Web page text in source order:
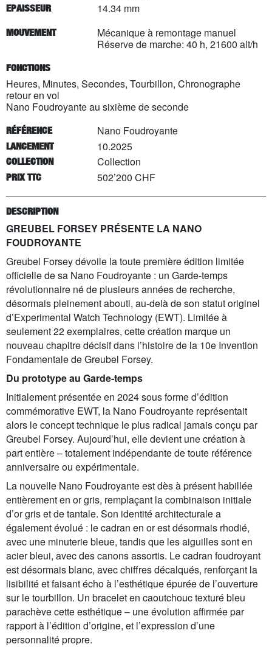
EPAISSEUR 14.34 mm
MOUVEMENT
Mécanique à remontage manuel
Réserve de marche: 40 h, 21600 alt/h
FONCTIONS
Heures, Minutes, Secondes, Tourbillon, Chronographe
retour en vol
Nano Foudroyante au sixième de seconde
RÉFÉRENCE Nano Foudroyante
LANCEMENT 10.2025
COLLECTION Collection
PRIX TTC 502’200 CHF
DESCRIPTION
GREUBEL FORSEY PRÉSENTE LA NANO
FOUDROYANTE
Greubel Forsey dévoile la toute première édition limitée
officielle de sa Nano Foudroyante : un Garde-temps
révolutionnaire né de plusieurs années de recherche,
désormais pleinement abouti, au-delà de son statut originel
d’Experimental Watch Technology (EWT). Limitée à
seulement 22 exemplaires, cette création marque un
nouveau chapitre décisif dans l’histoire de la 10e Invention
Fondamentale de Greubel Forsey.
Du prototype au Garde-temps
Initialement présentée en 2024 sous forme d’édition
commémorative EWT, la Nano Foudroyante représentait
alors le concept technique le plus radical jamais conçu par
Greubel Forsey. Aujourd’hui, elle devient une création à
part entière – totalement indépendante de toute référence
anniversaire ou expérimentale.
La nouvelle Nano Foudroyante est dès à présent habillée
entièrement en or gris, remplaçant la combinaison initiale
d’or gris et de tantale. Son identité architecturale a
également évolué : le cadran en or est désormais rhodié,
avec une minuterie bleue, tandis que les aiguilles sont en
acier bleui, avec des canons assortis. Le cadran foudroyant
est désormais blanc, avec chiffres décalqués, renforçant la
lisibilité et faisant écho à l’esthétique épurée de l’ouverture
sur le tourbillon. Un bracelet en caoutchouc texturé bleu
parachève cette esthétique – une évolution affirmée par
rapport à l’édition d’origine, et l’expression d’une
personnalité propre.